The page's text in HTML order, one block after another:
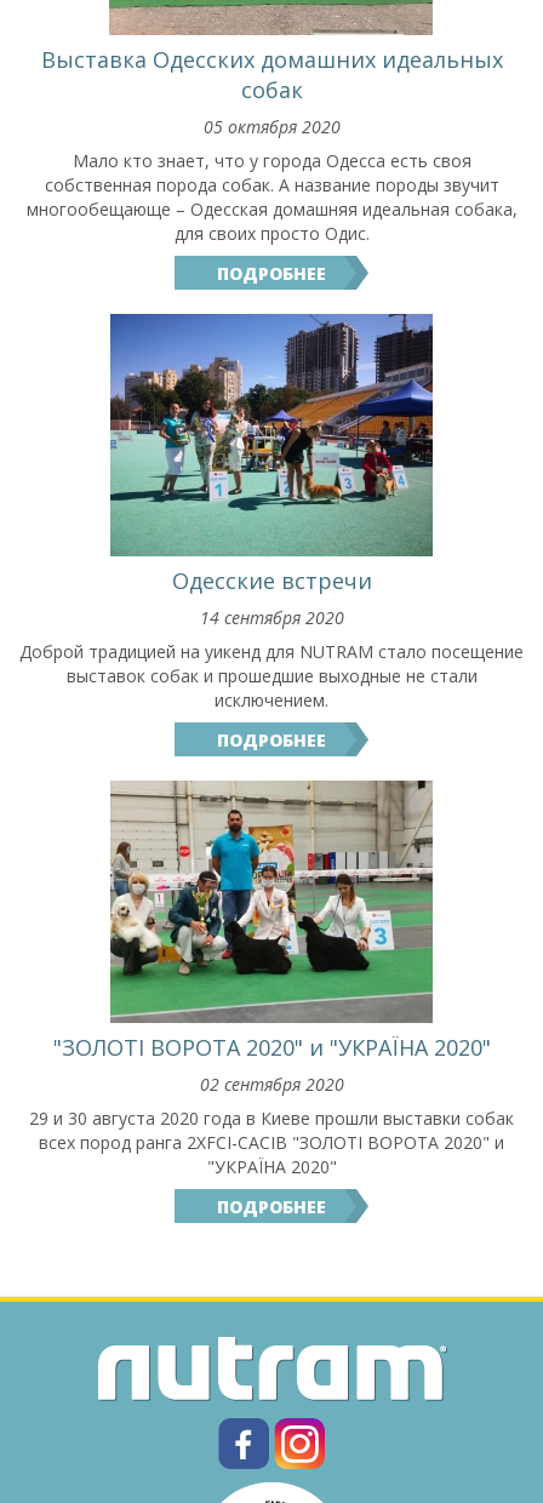
Выставка Одесских домашних идеальных
собак
05 октября 2020
Мало кто знает, что у города Одесса есть своя
собственная порода собак. А название породы звучит
многообещающе – Одесская домашняя идеальная собака,
для своих просто Одис.
ПОДРОБНЕЕ
Одесские встречи
14 сентября 2020
Доброй традицией на уикенд для NUTRAM стало посещение
выставок собак и прошедшие выходные не стали
исключением.
ПОДРОБНЕЕ
"ЗОЛОТІ ВОРОТА 2020" и "УКРАЇНА 2020"
02 сентября 2020
29 и 30 августа 2020 года в Киеве прошли выставки собак
всех пород ранга 2ХFCI-CACIB "ЗОЛОТІ ВОРОТА 2020" и
"УКРАЇНА 2020"
ПОДРОБНЕЕ